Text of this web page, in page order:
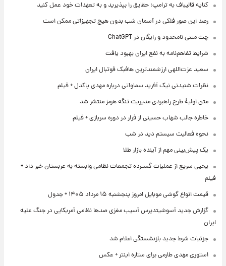
کنایه قالیباف به ترامپ: حقایق را بپذیرید و به تعهدات خود عمل کنید
رصد این صور فلکی در آسمان شب بدون هیچ تجهیزاتی ممکن است
چت متنی نامحدود و رایگان در ChatGPT
شرایط تفاهم‌نامه به نفع ایران بهبود یافت
سعید عزت‌اللهی ارزشمندترین هافبک فوتبال ایران
نظرات شنیدنی نیک آفرید سماواتی درباره مهدی پاکدل + فیلم
متن اولیۀ طرح راهبردی مدیریت تنگه هرمز منتشر شد
خاطره جالب شهاب حسینی از فرار در دوره سربازی + فیلم
نحوه فعالیت سیستم دید در شب
یک پیش‌بینی مهم از آینده بازار طلا
یحیی سریع از عملیات گسترده تجمعات نظامی وابسته به عربستان خبر داد +
فیلم
قیمت انواع گوشی موبایل امروز پنجشنبه ۱۵ مرداد ۱۴۰۵ + جدول
گزارش جدید آسوشیتدپرس آسیب مغزی صدها نظامی آمریکایی در جنگ علیه
ایران
جزئیات شرط جدید بازنشستگی اعلام شد
استوری مهدی طارمی برای ستاره اینتر + عکس